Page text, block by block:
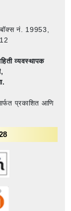
बॉक्स नं. 19953,
व्यवस्थापक
प्रकाशित आणि